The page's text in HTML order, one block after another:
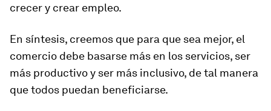
crecer y crear empleo.
En síntesis, creemos que para que sea mejor, el
comercio debe basarse más en los servicios, ser
más productivo y ser más inclusivo, de tal manera
que todos puedan beneficiarse.